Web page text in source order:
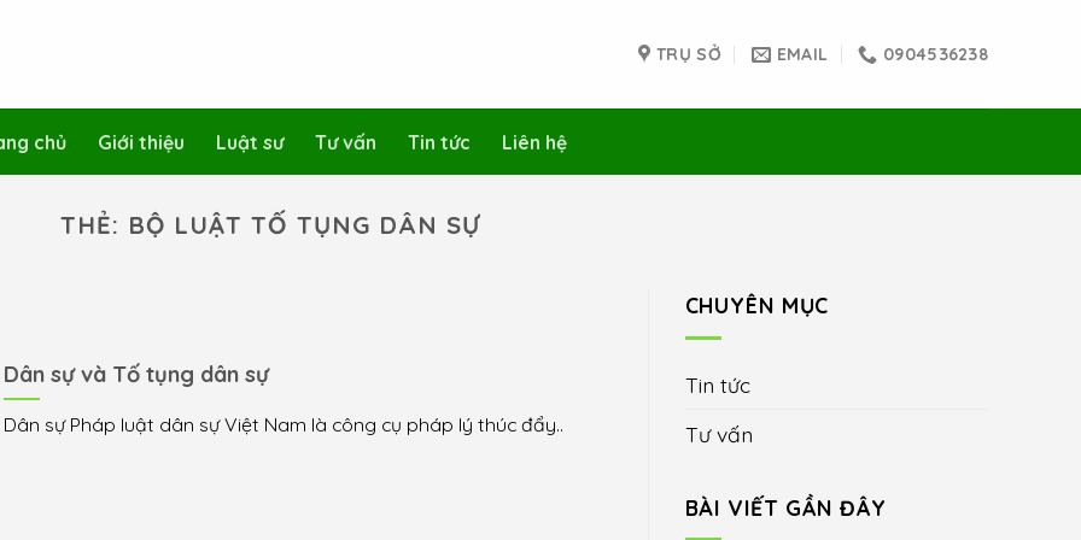
TRỤ SỞ EMAIL 0904536238
chủ Giới thiệu Luật sư Tư vấn Tin tức Liên hệ
THẺ: BỘ LUẬT TỐ TỤNG DÂN SỰ
Dân sự và Tố tụng dân sự
Dân sự Pháp luật dân sự Việt Nam là công cụ pháp lý thúc đẩy..
CHUYÊN MỤC
Tin tức
Tư vấn
BÀI VIẾT GẦN ĐÂY